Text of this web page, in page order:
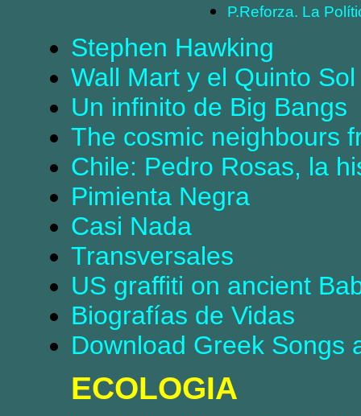
P.Reforza. La
Stephen Hawking
Wall Mart y el Quinto Sol
Un infinito de Big Bangs
The cosmic neighbours
Chile: Pedro Rosas, la
Pimienta Negra
Casi Nada
Transversales
US graffiti on ancient
Biografías de Vidas
Download Greek Songs
ECOLOGIA